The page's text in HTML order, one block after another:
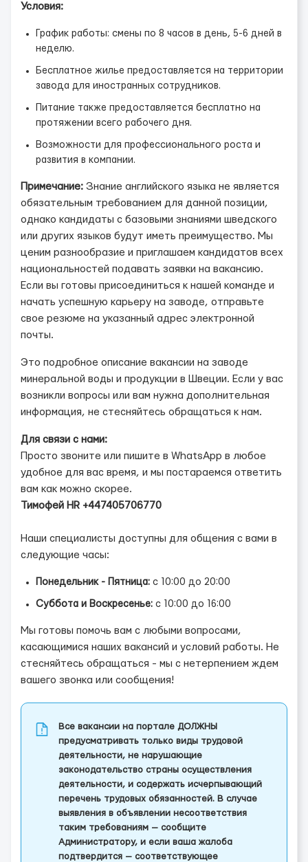
Условия:
График работы: смены по 8 часов в день, 5-6 дней в
неделю.
Бесплатное жилье предоставляется на территории
завода для иностранных сотрудников.
Питание также предоставляется бесплатно на
протяжении всего рабочего дня.
Возможности для профессионального роста и
развития в компании.
Примечание: Знание английского языка не является
обязательным требованием для данной позиции,
однако кандидаты с базовыми знаниями шведского
или других языков будут иметь преимущество. Мы
ценим разнообразие и приглашаем кандидатов всех
национальностей подавать заявки на вакансию.
Если вы готовы присоединиться к нашей команде и
начать успешную карьеру на заводе, отправьте
свое резюме на указанный адрес электронной
почты.
Это подробное описание вакансии на заводе
минеральной воды и продукции в Швеции. Если у вас
возникли вопросы или вам нужна дополнительная
информация, не стесняйтесь обращаться к нам.
Для связи с нами:
Просто звоните или пишите в WhatsApp в любое
удобное для вас время, и мы постараемся ответить
вам как можно скорее.
Тимофей HR +447405706770
Наши специалисты доступны для общения с вами в
следующие часы:
Понедельник - Пятница: с 10:00 до 20:00
Суббота и Воскресенье: с 10:00 до 16:00
Мы готовы помочь вам с любыми вопросами,
касающимися наших вакансий и условий работы. Не
стесняйтесь обращаться - мы с нетерпением ждем
вашего звонка или сообщения!
Все вакансии на портале ДОЛЖНЫ
предусматривать только виды трудовой
деятельности, не нарушающие
законодательство страны осуществления
деятельности, и содержать исчерпывающий
перечень трудовых обязанностей. В случае
выявления в объявлении несоответствия
таким требованиям — сообщите
Администратору, и если ваша жалоба
подтвердится — соответствующее